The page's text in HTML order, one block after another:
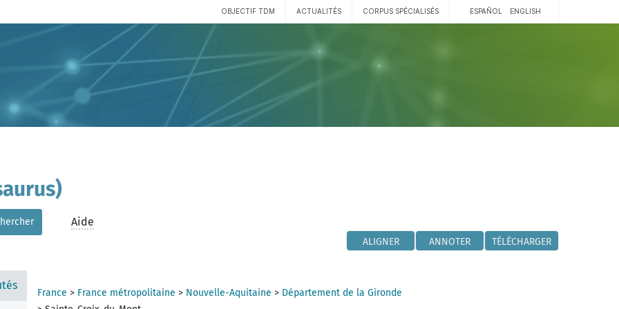
OBJECTIF TDM ACTUALITÉS CORPUS SPÉCIALISÉS ESPAÑOL ENGLISH
Aide
ALIGNER ANNOTER TÉLÉCHARGER
France > France métropolitaine > Nouvelle-Aquitaine > Département de la Gironde